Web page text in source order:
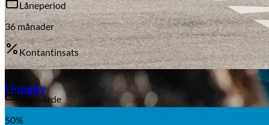
Aixiam
Ljungby
Låneperiod
36månader
Kontantinsats
20%
Restvärde
50%